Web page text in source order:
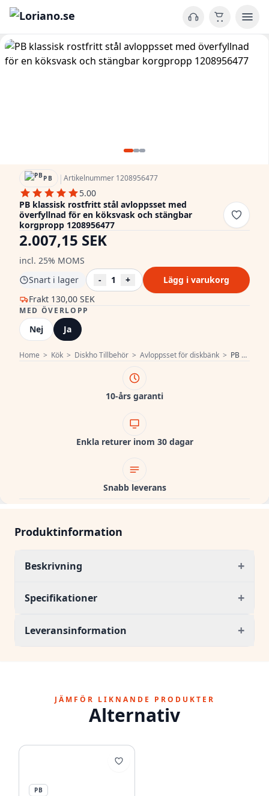
Home > Kök > Diskho Tillbehör > Avloppsset för diskbänk > PB klassisk rostfritt stål avloppsset med överfyllnad för en köksvask och stängbar korgpropp 1208956477
PB | Artikelnummer 1208956477
5.00
PB klassisk rostfritt stål avloppsset med
överfyllnad för en köksvask och stängbar
korgpropp 1208956477
2.007,15 SEK
incl. 25% MOMS
Frakt 130,00 SEK
Snart i lager - 1 + Lägg i varukorg
MED ÖVERLOPP
Nej Ja
10-års garanti
Enkla returer inom 30 dagar
Snabb leverans
Produktinformation
Beskrivning +
Specifikationer +
Leveransinformation +
JÄMFÖR LIKNANDE PRODUKTER
Alternativ
PB